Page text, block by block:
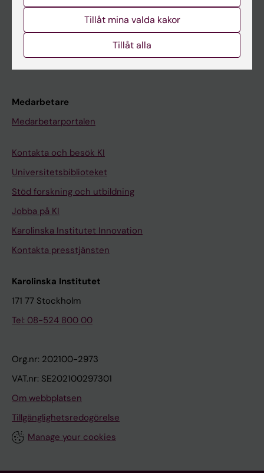
Schema
Kurs- och programwebbar
Medarbetare
Medarbetarportalen
Kontakta och besök KI
Universitetsbiblioteket
Stöd forskning och utbildning
Jobba på KI
Karolinska Institutet Innovation
Kontakta presstjänsten
Karolinska Institutet
171 77 Stockholm
Tel: 08-524 800 00
Org.nr: 202100-2973
VAT.nr: SE202100297301
Om webbplatsen
Tillgänglighetsredogörelse
Manage your cookies
Tillåt mina valda kakor
Tillåt alla